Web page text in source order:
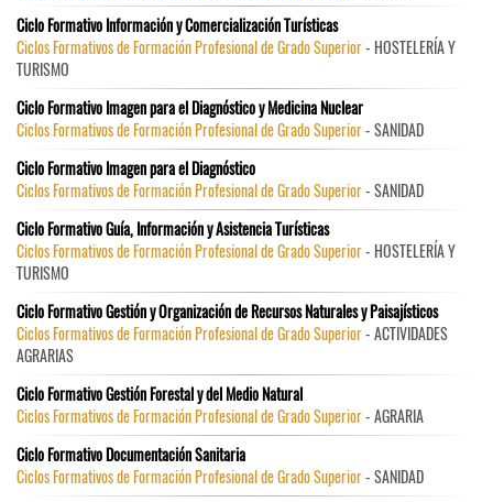
Ciclo Formativo Información y Comercialización Turísticas
Ciclos Formativos de Formación Profesional de Grado Superior- HOSTELERÍA Y
TURISMO
Ciclo Formativo Imagen para el Diagnóstico y Medicina Nuclear
Ciclos Formativos de Formación Profesional de Grado Superior- SANIDAD
Ciclo Formativo Imagen para el Diagnóstico
Ciclos Formativos de Formación Profesional de Grado Superior- SANIDAD
Ciclo Formativo Guía, Información y Asistencia Turísticas
Ciclos Formativos de Formación Profesional de Grado Superior- HOSTELERÍA Y
TURISMO
Ciclo Formativo Gestión y Organización de Recursos Naturales y Paisajísticos
Ciclos Formativos de Formación Profesional de Grado Superior- ACTIVIDADES
AGRARIAS
Ciclo Formativo Gestión Forestal y del Medio Natural
Ciclos Formativos de Formación Profesional de Grado Superior- AGRARIA
Ciclo Formativo Documentación Sanitaria
Ciclos Formativos de Formación Profesional de Grado Superior- SANIDAD